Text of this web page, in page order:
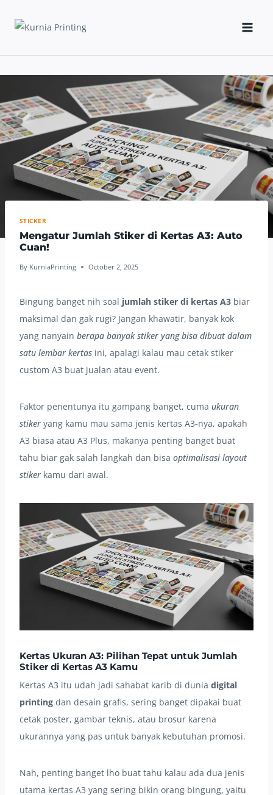
STICKER
Mengatur Jumlah Stiker di Kertas A3: Auto
Cuan!
By KurniaPrinting October 2, 2025
Bingung banget nih soal jumlah stiker di kertas A3 biar
maksimal dan gak rugi? Jangan khawatir, banyak kok
yang nanyain berapa banyak stiker yang bisa dibuat dalam
satu lembar kertas ini, apalagi kalau mau cetak stiker
custom A3 buat jualan atau event.
Faktor penentunya itu gampang banget, cuma ukuran
stiker yang kamu mau sama jenis kertas A3-nya, apakah
A3 biasa atau A3 Plus, makanya penting banget buat
tahu biar gak salah langkah dan bisa optimalisasi layout
stiker kamu dari awal.
Kertas Ukuran A3: Pilihan Tepat untuk Jumlah
Stiker di Kertas A3 Kamu
Kertas A3 itu udah jadi sahabat karib di dunia digital
printing dan desain grafis, sering banget dipakai buat
cetak poster, gambar teknis, atau brosur karena
ukurannya yang pas untuk banyak kebutuhan promosi.
Nah, penting banget lho buat tahu kalau ada dua jenis
utama kertas A3 yang sering bikin orang bingung, yaitu